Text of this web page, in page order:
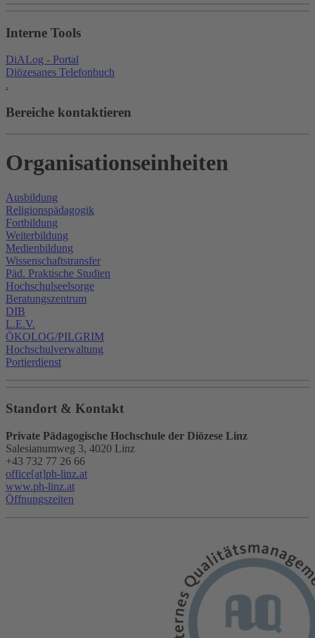
Interne Tools
DiALog - Portal
Diözesanes Telefonbuch
.
Bereiche kontaktieren
Organisationseinheiten
Ausbildung
Religionspädagogik
Fortbildung
Weiterbildung
Medienbildung
Wissenschaftstransfer
Päd. Praktische Studien
Hochschulseelsorge
Beratungszentrum
DIB
L.E.V.
ÖKOLOG/PILGRIM
Hochschulverwaltung
Portierdienst
Standort & Kontakt
Private Pädagogische Hochschule der Diözese Linz
Salesianumweg 3, 4020 Linz
+43 732 77 26 66
office[at]ph-linz.at
www.ph-linz.at
Öffnungszeiten